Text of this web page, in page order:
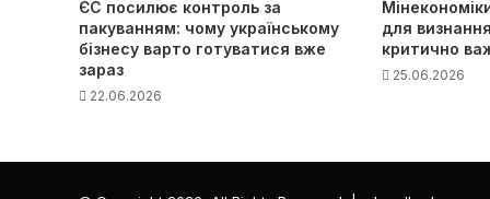
ЄС посилює контроль за
пакуванням: чому українському
бізнесу варто готуватися вже
зараз
22.06.2026
для
критично
25.06.2026